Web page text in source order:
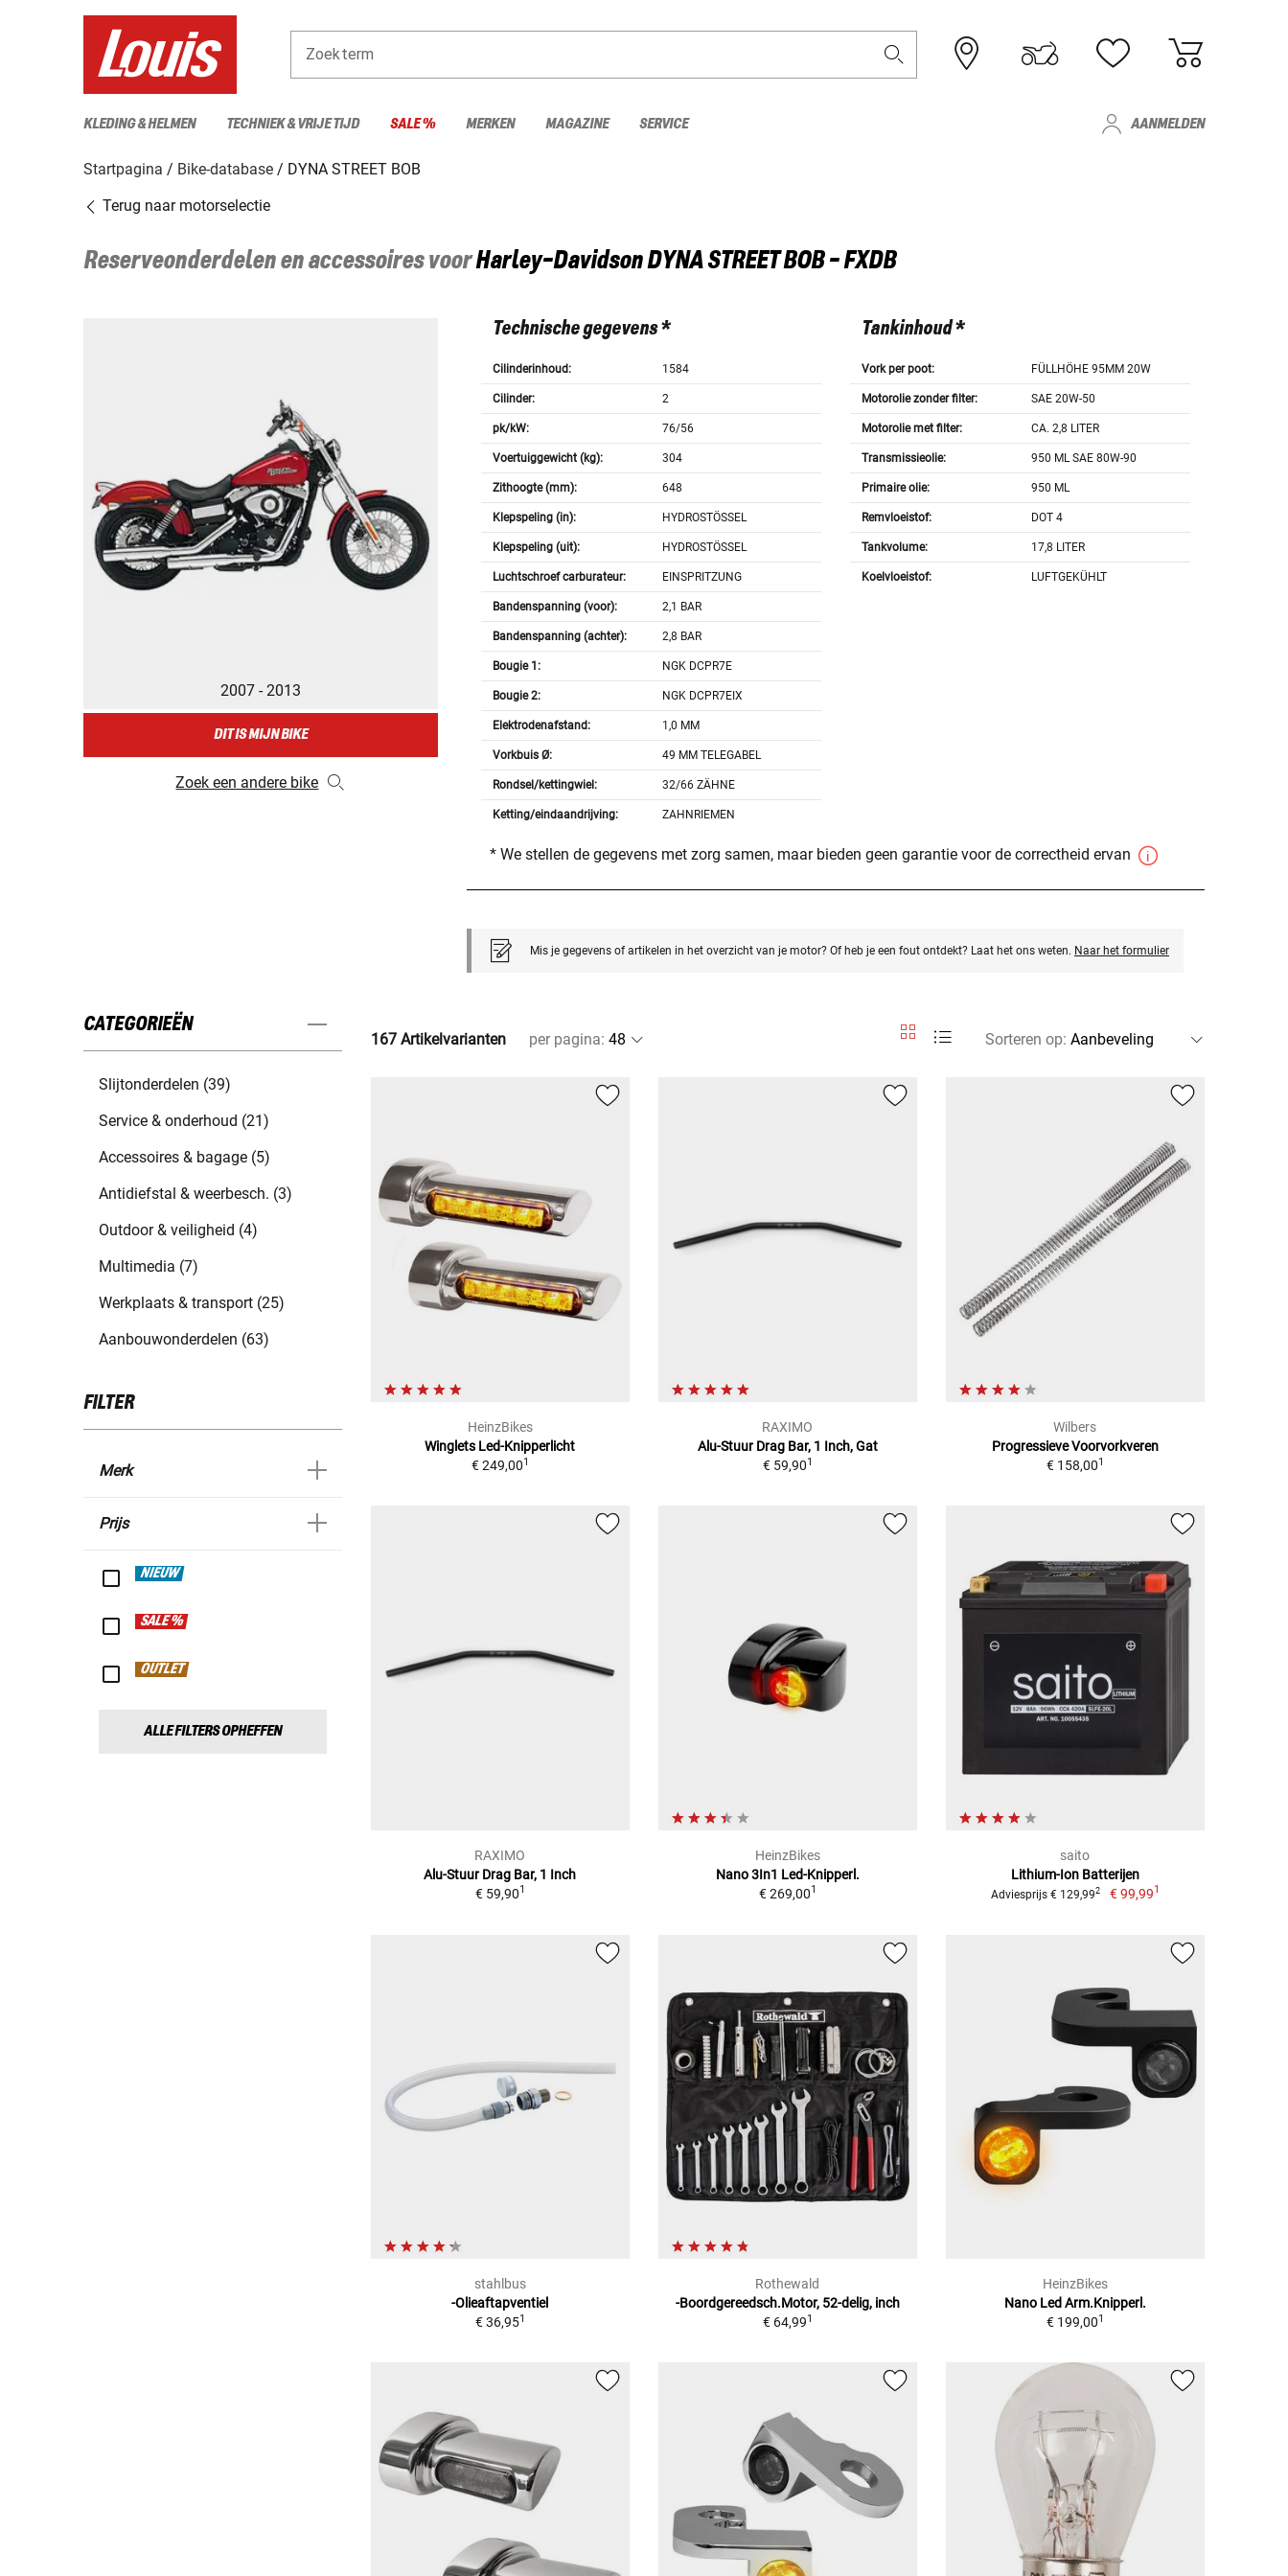
Zoekterm
KLEDING & HELMEN TECHNIEK & VRIJE TIJD SALE % MERKEN MAGAZINE SERVICE AANMELDEN
Startpagina Bike-database
DYNA STREET BOB
Terug naar motorselectie
Reserveonderdelen en accessoires voorHarley-DavidsonDYNA STREET BOB - FXDB
2007 - 2013
DIT IS MIJN BIKE
Zoek een andere bike
Technische gegevens *
Cilinderinhoud: 1584
Cilinder: 2
pk/kW: 76/56
Voertuiggewicht (kg): 304
Zithoogte (mm): 648
Klepspeling (in): HYDROSTÖSSEL
Klepspeling (uit): HYDROSTÖSSEL
Luchtschroef carburateur: EINSPRITZUNG
Bandenspanning (voor): 2,1 BAR
Bandenspanning (achter): 2,8 BAR
Bougie 1: NGK DCPR7E
Bougie 2: NGK DCPR7EIX
Elektrodenafstand: 1,0 MM
Vorkbuis Ø: 49 MM TELEGABEL
Rondsel/kettingwiel: 32/66 ZÄHNE
Ketting/eindaandrijving: ZAHNRIEMEN
Tankinhoud *
Vork per poot: FÜLLHÖHE 95MM 20W
Motorolie zonder filter: SAE 20W-50
Motorolie met filter: CA. 2,8 LITER
Transmissieolie: 950 ML SAE 80W-90
Primaire olie: 950 ML
Remvloeistof: DOT 4
Tankvolume: 17,8 LITER
Koelvloeistof: LUFTGEKÜHLT
* We stellen de gegevens met zorg samen, maar bieden geen garantie voor de correctheid ervan
Mis je gegevens of artikelen in het overzicht van je motor? Of heb je een fout ontdekt? Laat het ons weten. Naar het formulier
CATEGORIEËN
Slijtonderdelen (39)
Service & onderhoud (21)
Accessoires & bagage (5)
Antidiefstal & weerbesch. (3)
Outdoor & veiligheid (4)
Multimedia (7)
Werkplaats & transport (25)
Aanbouwonderdelen (63)
FILTER
Merk
Prijs
NIEUW
SALE %
OUTLET
ALLE FILTERS OPHEFFEN
167 Artikelvarianten per pagina: Sorteren op:
HeinzBikes
Winglets Led-Knipperlicht
€ 249,001
RAXIMO
Alu-Stuur Drag Bar, 1 Inch, Gat
€ 59,901
Wilbers
Progressieve Voorvorkveren
€ 158,001
RAXIMO
Alu-Stuur Drag Bar, 1 Inch
€ 59,901
HeinzBikes
Nano 3In1 Led-Knipperl.
€ 269,001
saito
Lithium-Ion Batterijen
Adviesprijs € 129,992 € 99,991
stahlbus
-Olieaftapventiel
€ 36,951
Rothewald
-Boordgereedsch.Motor, 52-delig, inch
€ 64,991
HeinzBikes
Nano Led Arm.Knipperl.
€ 199,001